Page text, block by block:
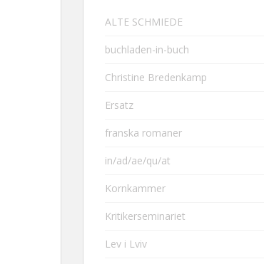
ALTE SCHMIEDE
buchladen-in-buch
Christine Bredenkamp
Ersatz
franska romaner
in/ad/ae/qu/at
Kornkammer
Kritikerseminariet
Lev i Lviv